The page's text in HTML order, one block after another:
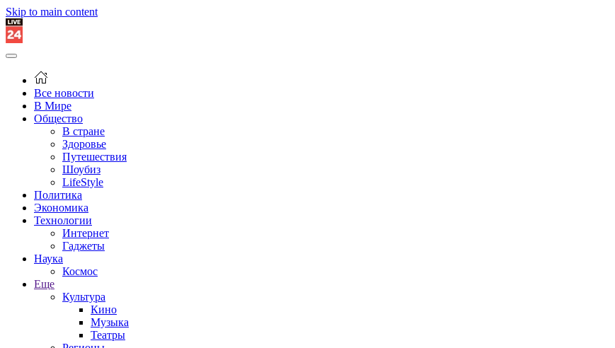
Skip to main content
Все новости
В Мире
Общество
В стране
Здоровье
Путешествия
Шоубиз
LifeStyle
Политика
Экономика
Технологии
Интернет
Гаджеты
Наука
Космос
Еще
Культура
Кино
Музыка
Театры